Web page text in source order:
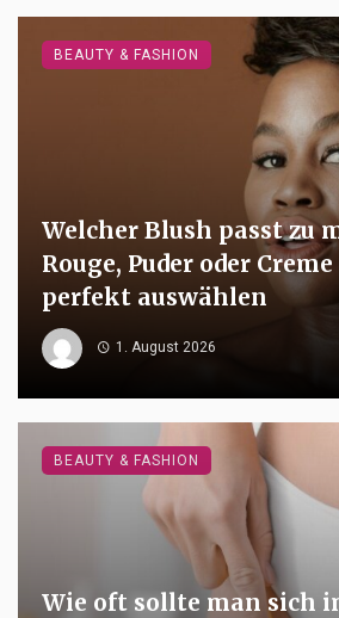
Welcher Blush passt zu
Rouge, Puder oder Creme
perfekt auswählen
1. August 2026
BEAUTY & FASHION
Wie oft sollte man sich
BEAUTY & FASHION